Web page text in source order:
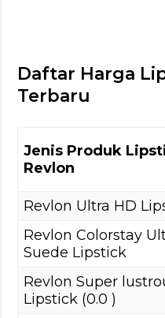
Daftar Harga
Terbaru
Jenis Produk
Revlon
Revlon Ultra HD
Revlon Colorstay
Suede Lipstick
Revlon Super
Lipstick (0.0 )